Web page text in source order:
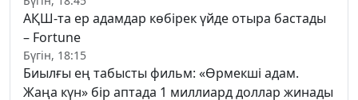
АҚШ-та ер адамдар көбірек үйде отыра бастады
– Fortune
Бүгін, 18:15
Биылғы ең табысты фильм: «Өрмекші адам.
Жаңа күн» бір аптада 1 миллиард доллар жинады